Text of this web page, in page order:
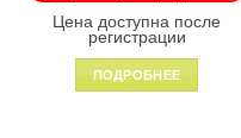
Цена доступна после
регистрации
ПОДРОБНЕЕ